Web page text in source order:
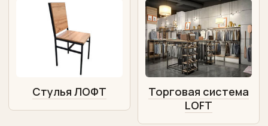
Стулья ЛОФТ
Торговая система
LOFT